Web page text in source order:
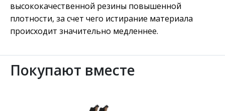
высококачественной резины повышенной
плотности, за счет чего истирание материала
происходит значительно медленнее.
Покупают вместе